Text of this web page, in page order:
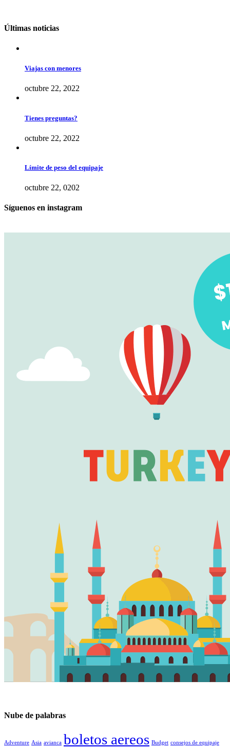
Últimas noticias
Viajas con menores
octubre 22, 2022
Tienes preguntas?
octubre 22, 2022
Límite de peso del equipaje
octubre 22, 0202
Síguenos en instagram
Nube de palabras
Adventure Asia avianca boletos aereos Budget consejos de equipaje